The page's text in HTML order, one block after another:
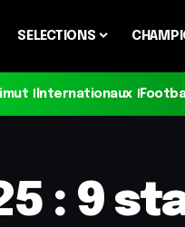
SELECTIONS
Internationaux
: 9